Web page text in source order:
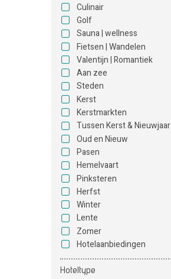
Culinair
Golf
Sauna | wellness
Fietsen | Wandelen
Valentijn | Romantiek
Aan zee
Steden
Kerst
Kerstmarkten
Tussen Kerst & Nieuwjaar
Oud en Nieuw
Pasen
Hemelvaart
Pinksteren
Herfst
Winter
Lente
Zomer
Hotelaanbiedingen
Hoteltype